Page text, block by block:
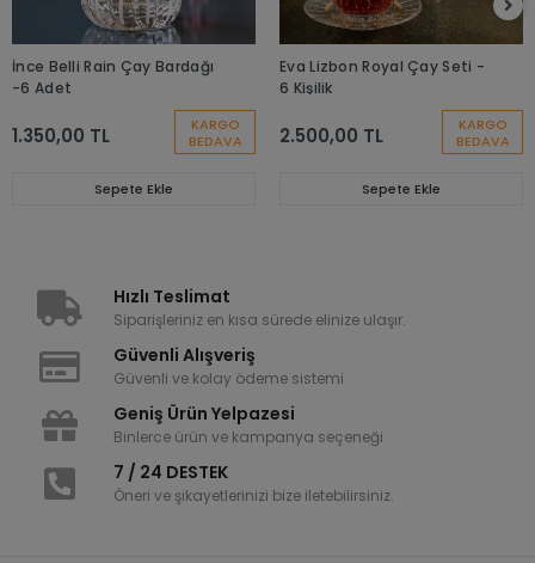
KARGO
BEDAVA
İnce Belli Rain Çay Bardağı
-6 Adet
1.350,00 TL
Sepete Ekle
KARGO
BEDAVA
Eva Lizbon Royal Çay Seti -
6 Kişilik
2.500,00 TL
Sepete Ekle
Hızlı Teslimat
Siparişleriniz en kısa sürede elinize ulaşır.
Güvenli Alışveriş
Güvenli ve kolay ödeme sistemi
Geniş Ürün Yelpazesi
Binlerce ürün ve kampanya seçeneği
7 / 24 DESTEK
Öneri ve şikayetlerinizi bize iletebilirsiniz.